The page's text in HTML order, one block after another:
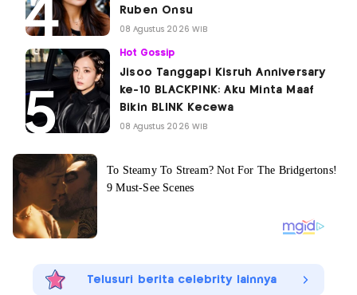
Ruben Onsu
08 Agustus 2026 WIB
Hot Gossip
Jisoo Tanggapi Kisruh Anniversary
ke-10 BLACKPINK: Aku Minta Maaf
Bikin BLINK Kecewa
08 Agustus 2026 WIB
Telusuri berita celebrity lainnya